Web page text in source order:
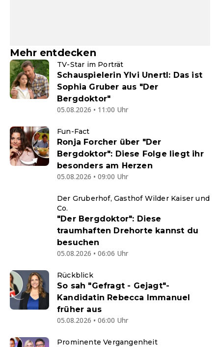
Mehr entdecken
TV-Star im Porträt
Schauspielerin Ylvi Unertl: Das ist
Sophia Gruber aus "Der
Bergdoktor"
05.08.2026 • 11:00 Uhr
Fun-Fact
Ronja Forcher über "Der
Bergdoktor": Diese Folge liegt ihr
besonders am Herzen
05.08.2026 • 09:00 Uhr
Der Gruberhof, Gasthof Wilder Kaiser und
Co.
"Der Bergdoktor": Diese
traumhaften Drehorte kannst du
besuchen
05.08.2026 • 06:06 Uhr
Rückblick
So sah "Gefragt - Gejagt"-
Kandidatin Rebecca Immanuel
früher aus
05.08.2026 • 06:00 Uhr
Prominente Vergangenheit